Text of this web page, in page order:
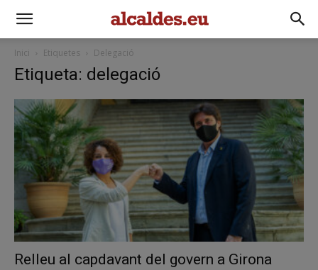
Inici Etiquetes Delegació
Etiqueta: delegació
Relleu al capdavant del govern a Girona